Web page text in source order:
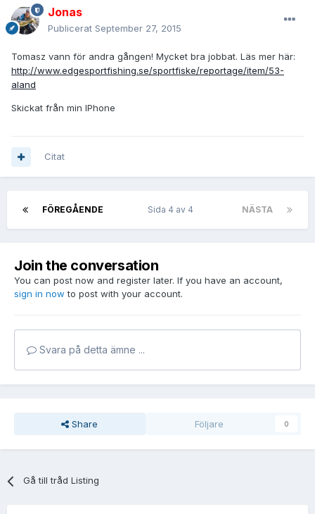
Jonas
Publicerat September 27, 2015
Tomasz vann för andra gången! Mycket bra jobbat. Läs mer här:
http://www.edgesportfishing.se/sportfiske/reportage/item/53-
aland
Skickat från min IPhone
Citat
FÖREGÅENDE NÄSTA
Sida 4 av 4
Join the conversation
You can post now and register later. If you have an account,
sign in now to post with your account.
Svara på detta ämne ...
Share Följare 0
Gå till tråd Listing